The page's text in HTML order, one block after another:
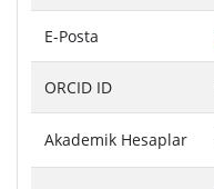
E-Posta
ORCID ID
Akademik Hesaplar